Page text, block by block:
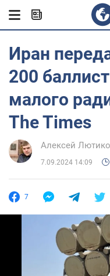
Иран
200
малого
The Times
Алексей
7.09.2024 14:09
7